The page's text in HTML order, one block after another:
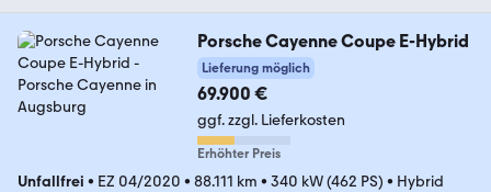
Porsche Cayenne Coupe E-Hybrid
Lieferung möglich
69.900 €
ggf. zzgl. Lieferkosten
Erhöhter Preis
Unfallfrei • EZ 04/2020 • 88.111 km • 340 kW (462 PS) • Hybrid